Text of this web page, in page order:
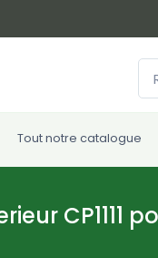
Tout notre catalogue
CP1111